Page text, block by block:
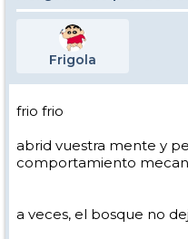
Frigola
frio frio
abrid vuestra mente y
comportamiento
a veces, el bosque no